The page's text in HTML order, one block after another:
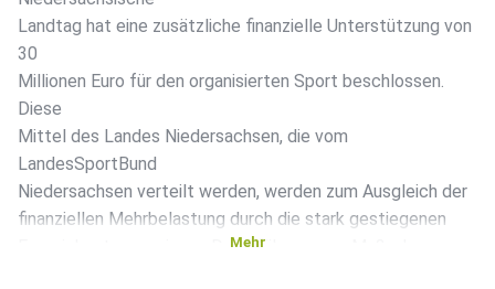
Landtag hat eine zusätzliche finanzielle Unterstützung von
30
Millionen Euro für den organisierten Sport beschlossen.
Diese
Mittel des Landes Niedersachsen, die vom
LandesSportBund
Niedersachsen verteilt werden, werden zum Ausgleich der
finanziellen Mehrbelastung durch die stark gestiegenen
Energiekosten sowie zur Durchführung von Maßnahmen zur
Mehr